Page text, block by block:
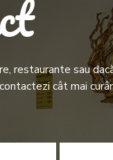
restaurante sau
cât mai